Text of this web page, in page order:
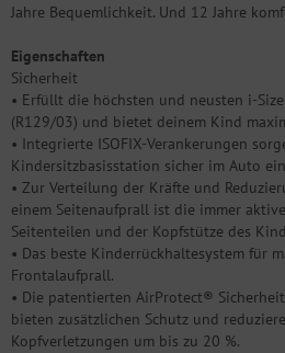
Jahre Bequemlichkeit. Und 12 Jahre
Eigenschaften
Sicherheit
• Erfüllt die höchsten und neusten i-
(R129/03) und bietet deinem Kind
• Integrierte ISOFIX-Verankerungen
Kindersitzbasisstation sicher im Auto
• Zur Verteilung der Kräfte und
einem Seitenaufprall ist die immer
Seitenteilen und der Kopfstütze des
• Das beste Kinderrückhaltesystem für
Frontalaufprall.
• Die patentierten AirProtect®
bieten zusätzlichen Schutz und
Kopfverletzungen um bis zu 20 %.